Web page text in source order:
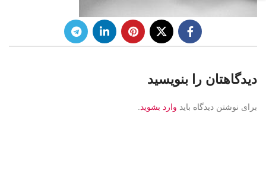
دیدگاهتان را بنویسید
برای نوشتن دیدگاه باید وارد بشوید